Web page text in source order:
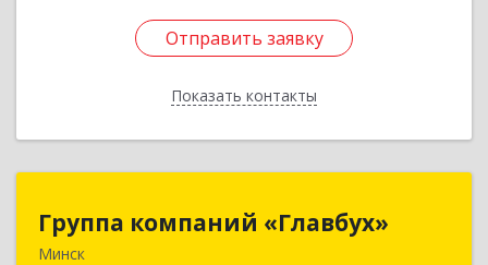
Отправить заявку
Показать контакты
Отправить заявку
Назад
Группа компаний «Главбух»
Минск
Группа компаний «Главбух»